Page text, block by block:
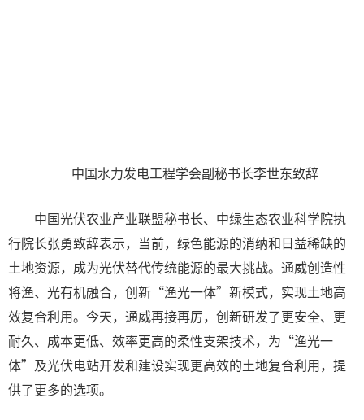
中国水力发电工程学会副秘书长李世东致辞
中国光伏农业产业联盟秘书长、中绿生态农业科学院执
行院长张勇致辞表示，当前，绿色能源的消纳和日益稀缺的
土地资源，成为光伏替代传统能源的最大挑战。通威创造性
将渔、光有机融合，创新“渔光一体”新模式，实现土地高
效复合利用。今天，通威再接再厉，创新研发了更安全、更
耐久、成本更低、效率更高的柔性支架技术，为“渔光一
体”及光伏电站开发和建设实现更高效的土地复合利用，提
供了更多的选项。